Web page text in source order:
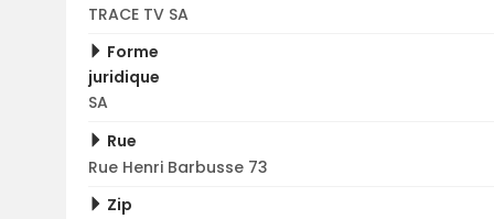
TRACE TV SA
Forme
juridique
SA
Rue
Rue Henri Barbusse 73
Zip